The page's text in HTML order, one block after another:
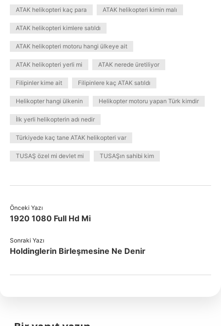
ATAK helikopteri kaç para ATAK helikopteri kimin malı
ATAK helikopteri kimlere satıldı
ATAK helikopteri motoru hangi ülkeye ait
ATAK helikopteri yerli mi ATAK nerede üretiliyor
Filipinler kime ait Filipinlere kaç ATAK satıldı
Helikopter hangi ülkenin Helikopter motoru yapan Türk kimdir
İlk yerli helikopterin adı nedir
Türkiyede kaç tane ATAK helikopteri var
TUSAŞ özel mi devlet mi TUSAŞın sahibi kim
Önceki Yazı
1920 1080 Full Hd Mi
Sonraki Yazı
Holdinglerin Birleşmesine Ne Denir